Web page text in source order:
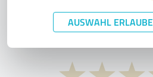
AUSWAHL
Wat vind je